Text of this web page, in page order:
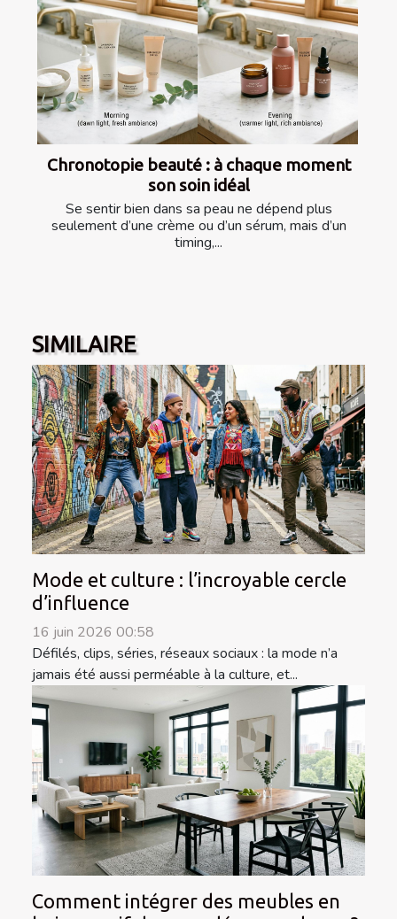
Chronotopie beauté : à chaque moment
son soin idéal
Se sentir bien dans sa peau ne dépend plus
seulement d’une crème ou d’un sérum, mais d’un
timing,...
SIMILAIRE
Mode et culture : l’incroyable cercle
d’influence
16 juin 2026 00:58
Défilés, clips, séries, réseaux sociaux : la mode n’a
jamais été aussi perméable à la culture, et...
Comment intégrer des meubles en